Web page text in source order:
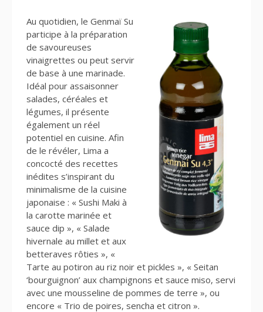
Au quotidien, le Genmaï Su
participe à la préparation
de savoureuses
vinaigrettes ou peut servir
de base à une marinade.
Idéal pour assaisonner
salades, céréales et
légumes, il présente
également un réel
potentiel en cuisine. Afin
de le révéler, Lima a
concocté des recettes
inédites s’inspirant du
minimalisme de la cuisine
japonaise : « Sushi Maki à
la carotte marinée et
sauce dip », « Salade
hivernale au millet et aux
betteraves rôties », «
Tarte au potiron au riz noir et pickles », « Seitan
‘bourguignon’ aux champignons et sauce miso, servi
avec une mousseline de pommes de terre », ou
encore « Trio de poires, sencha et citron ».